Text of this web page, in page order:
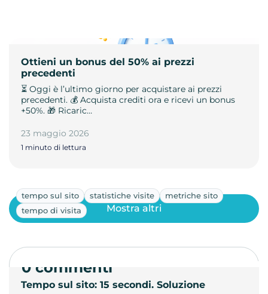
Ottieni un bonus del 50% ai prezzi
precedenti
⏳ Oggi è l’ultimo giorno per acquistare ai prezzi
precedenti. 💰 Acquista crediti ora e ricevi un bonus
+50%. 🎁 Ricaric…
23 maggio 2026
1 minuto di lettura
tempo sul sito statistiche visite
metriche sito
tempo di visita
Tempo sul sito: 15 secondi. Soluzione
Mostra altri
0 commenti